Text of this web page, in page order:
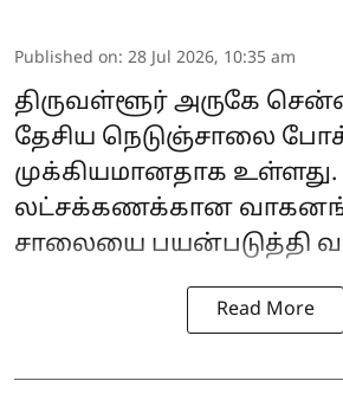
Published on: 28 Jul 2026, 10:35 am
திருவள்ளூர் அருகே
தேசிய நெடுஞ்சாலை
முக்கியமானதாக
லட்சக்கணக்கான
சாலையை பயன்படுத்தி
Read More